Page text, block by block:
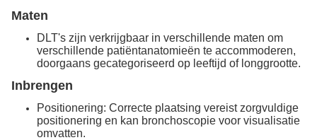
Maten
DLT's zijn verkrijgbaar in verschillende maten om
verschillende patiëntanatomieën te accommoderen,
doorgaans gecategoriseerd op leeftijd of longgrootte.
Inbrengen
Positionering: Correcte plaatsing vereist zorgvuldige
positionering en kan bronchoscopie voor visualisatie
omvatten.